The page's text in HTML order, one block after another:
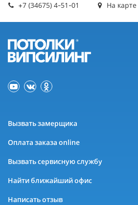
+7 (34675) 4-51-01 На карте
Вызвать замерщика
Оплата заказа online
Вызвать сервисную службу
Найти ближайший офис
Написать отзыв